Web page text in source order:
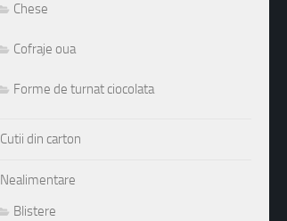
Chese
Cofraje oua
Forme de turnat ciocolata
Cutii din carton
Nealimentare
Blistere